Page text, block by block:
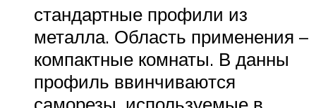
стандартные профили из
металла. Область применения –
компактные комнаты. В данны
профиль ввинчиваются